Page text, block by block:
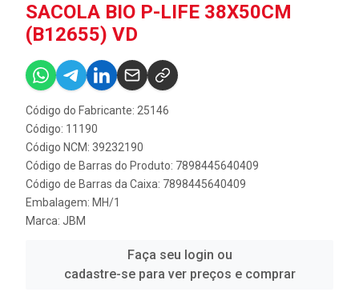
SACOLA BIO P-LIFE 38X50CM
(B12655) VD
Código do Fabricante: 25146
Código: 11190
Código NCM: 39232190
Código de Barras do Produto: 7898445640409
Código de Barras da Caixa: 7898445640409
Embalagem: MH/1
Marca: JBM
Faça seu login ou
cadastre-se para ver preços e comprar